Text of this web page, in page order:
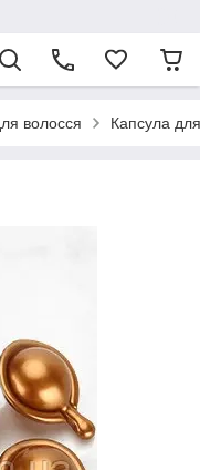
волосся Капсула